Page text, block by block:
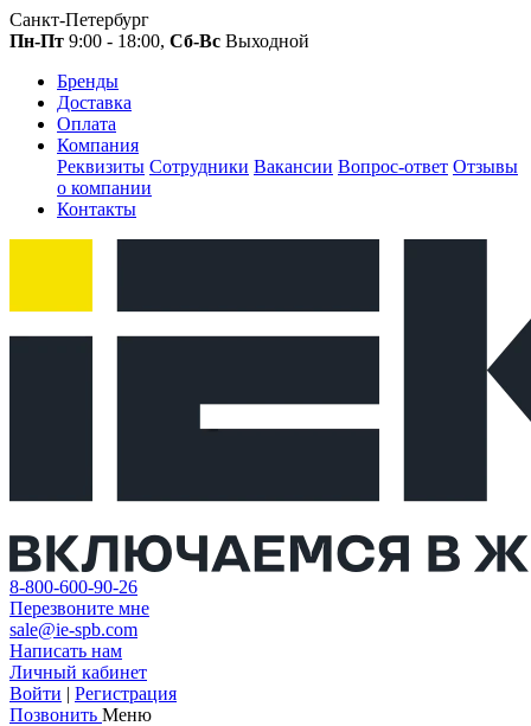
Санкт-Петербург
Пн-Пт 9:00 - 18:00, Сб-Вс Выходной
Бренды
Доставка
Оплата
Компания
Реквизиты Сотрудники Вакансии Вопрос-ответ Отзывы
о компании
Контакты
8-800-600-90-26
Перезвоните мне
sale@ie-spb.com
Написать нам
Личный кабинет
Войти | Регистрация
Позвонить Меню